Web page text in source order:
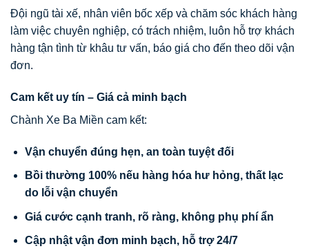
Đội ngũ tài xế, nhân viên bốc xếp và chăm sóc khách hàng
làm việc chuyên nghiệp, có trách nhiệm, luôn hỗ trợ khách
hàng tận tình từ khâu tư vấn, báo giá cho đến theo dõi vận
đơn.
Cam kết uy tín – Giá cả minh bạch
Chành Xe Ba Miền cam kết:
Vận chuyển đúng hẹn, an toàn tuyệt đối
Bồi thường 100% nếu hàng hóa hư hỏng, thất lạc
do lỗi vận chuyển
Giá cước cạnh tranh, rõ ràng, không phụ phí ẩn
Cập nhật vận đơn minh bạch, hỗ trợ 24/7